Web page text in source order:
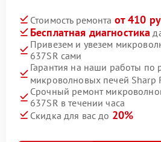
Стоимость ремонта от 410
Бесплатная диагностика
Привезем и увезем
637SR сами
Гарантия на наши работы по
микроволновых печей Sharp
Срочный ремонт
637SR в течении часа
Скидка для вас до 20%